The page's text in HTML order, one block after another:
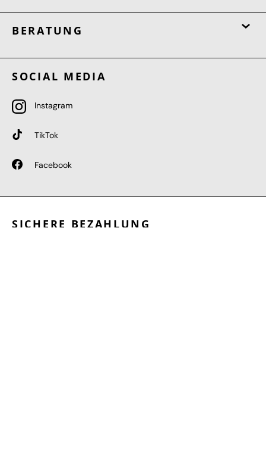
BERATUNG
SOCIAL MEDIA
Instagram
TikTok
Facebook
SICHERE BEZAHLUNG